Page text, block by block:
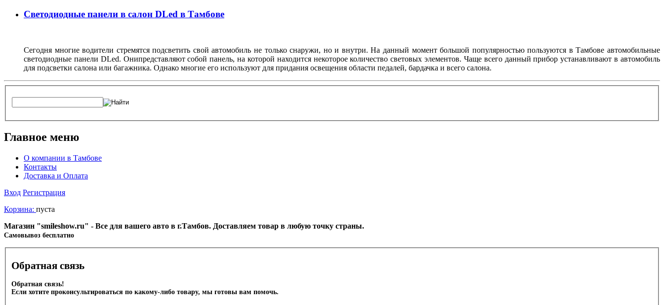
Светодиодные панели в салон DLed в Тамбове
Сегодня многие водители стремятся подсветить свой автомобиль не только снаружи, но и внутри. На данный момент большой популярностью пользуются в Тамбове автомобильные
светодиодные панели DLed. Онипредставляют собой панель, на которой находится некоторое количество световых элементов. Чаще всего данный прибор устанавливают в автомобиль
для подсветки салона или багажника. Однако многие его используют для придания освещения области педалей, бардачка и всего салона.
Главное меню
О компании в Тамбове
Контакты
Доставка и Оплата
Вход Регистрация
Корзина: пуста
Магазин "smileshow.ru" - Все для вашего авто в г.Тамбов. Доставляем товар в любую точку страны.
Cамовывоз бесплатно
Обратная связь
Обратная связь!
Если хотите проконсультироваться по какому-либо товару, мы готовы вам помочь.